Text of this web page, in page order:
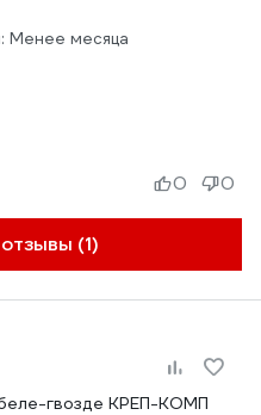
Менее месяца
(1)
0 0
гвозде КРЕП-КОМП